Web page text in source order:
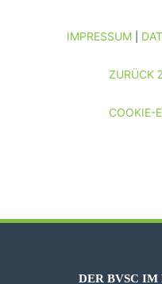
IMPRESSUM|
ZURÜCK
COOKIE-
DER BVSC IM